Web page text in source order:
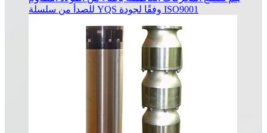
للصدأ من سلسلة YQS وفقًا لجودة ISO9001